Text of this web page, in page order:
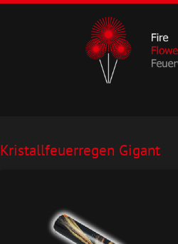
Kristallfeuerregen Gigant